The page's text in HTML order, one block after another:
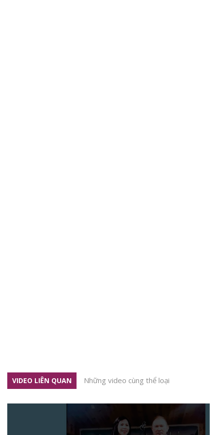
VIDEO LIÊN QUAN Những video cùng thể loại